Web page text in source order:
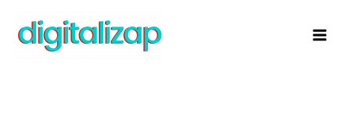
contenido